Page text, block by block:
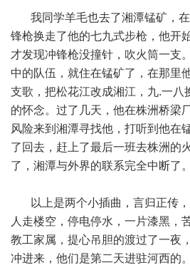
我同学羊毛也去了湘潭锰矿，在
锋枪换走了他的七九式步枪，他开
才发现冲锋枪没撞针，吹火筒一支
中的队伍，就住在锰矿了，在那里
支歌，把松花江改成湘江，九.一八
的怀念。过了几天，他在株洲桥梁
风险来到湘潭寻找他，打听到他在
了回去，赶上了最后一班去株洲的
了，湘潭与外界的联系完全中断了。
以上是两个小插曲，言归正传，
人走楼空，停电停水，一片漆黑，
教工家属，提心吊胆的渡过了一夜
冲进来，他们是第二天进驻河西的。